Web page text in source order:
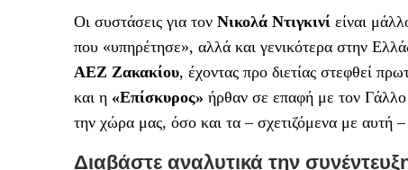
Οι συστάσεις για τον Νικολά Ντιγκινί είναι
που «υπηρέτησε», αλλά και γενικότερα στην
ΑΕΖ Ζακακίου, έχοντας προ διετίας στεφθεί
και η «Επίσκυρος» ήρθαν σε επαφή με τον Γάλλο
την χώρα μας, όσο και τα – σχετιζόμενα με αυτή
Διαβάστε αναλυτικά την